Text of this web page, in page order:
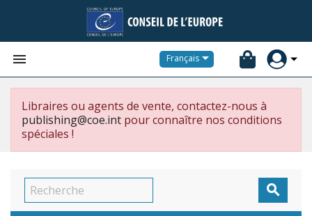
 Français
Libraires ou agents de vente, contactez-nous à
publishing@coe.int pour connaître nos conditions
spéciales !
